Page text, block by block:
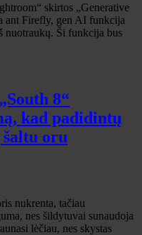
skirtos „Generative
ant Firefly, gen AI funkcija
nuotraukų. Ši funkcija bus
8“
kad padidintų
oru
nukrenta, tačiau
nes šildytuvai sunaudoja
lėčiau, nes skystas